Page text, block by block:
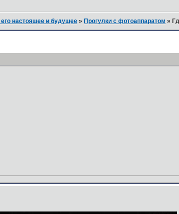
настоящее и будущее »Прогулки с фотоаппаратом »